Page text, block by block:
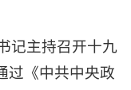
记主持召开十九
过《中共中央政